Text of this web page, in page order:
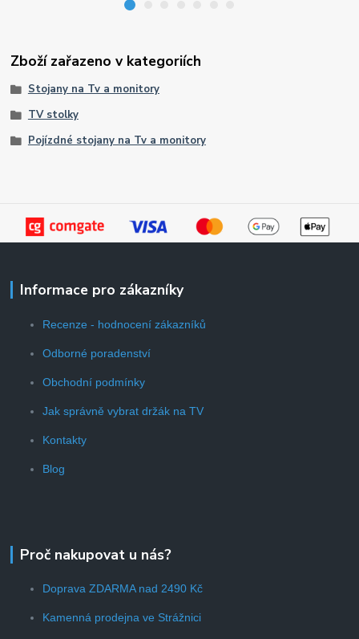
Zboží zařazeno v kategoriích
Stojany na Tv a monitory
TV stolky
Pojízdné stojany na Tv a monitory
Informace pro zákazníky
Recenze - hodnocení zákazníků
Odborné poradenství
Obchodní podmínky
Jak správně vybrat držák na TV
Kontakty
Blog
Proč nakupovat u nás?
Doprava ZDARMA nad 2490 Kč
Kamenná prodejna ve Strážnici